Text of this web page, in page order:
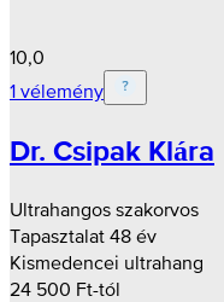
10,0
1 vélemény
Dr. Csipak Klára
Ultrahangos szakorvos
Tapasztalat 48 év
Kismedencei ultrahang
24 500 Ft-tól